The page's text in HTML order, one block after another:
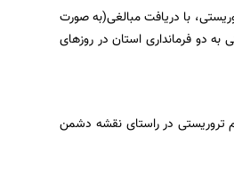
با دریافت مبالغی(به صورت
دو فرمانداری استان در روزهای
تروریستی در راستای نقشه دشمن